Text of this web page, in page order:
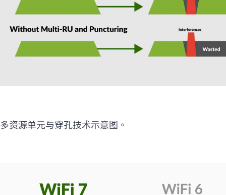
多资源单元与穿孔技术示意图。